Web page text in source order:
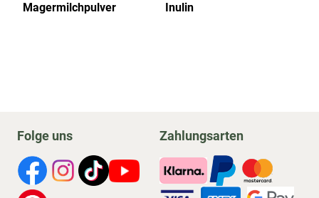
Magermilchpulver Inulin
Folge uns Zahlungsarten